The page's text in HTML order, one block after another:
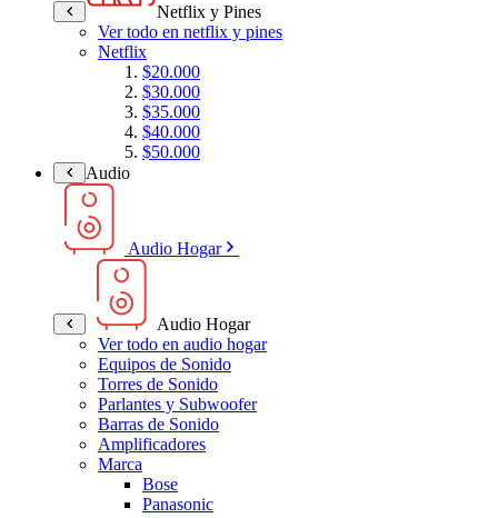
Netflix y Pines
Ver todo en netflix y pines
Netflix
$20.000
$30.000
$35.000
$40.000
$50.000
Audio
Audio Hogar
Audio Hogar
Ver todo en audio hogar
Equipos de Sonido
Torres de Sonido
Parlantes y Subwoofer
Barras de Sonido
Amplificadores
Marca
Bose
Panasonic